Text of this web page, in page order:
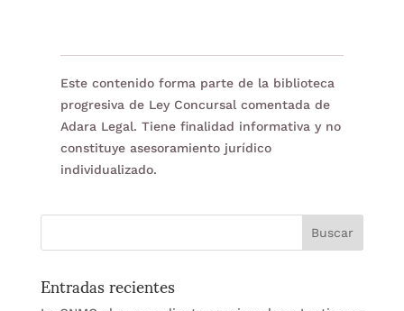
Este contenido forma parte de la biblioteca
progresiva de Ley Concursal comentada de
Adara Legal. Tiene finalidad informativa y no
constituye asesoramiento jurídico
individualizado.
Entradas recientes